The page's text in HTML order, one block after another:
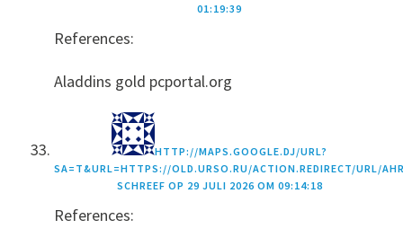
01:19:39
References:
Aladdins gold pcportal.org
HTTP://MAPS.GOOGLE.DJ/URL?
SA=T&URL=HTTPS://OLD.URSO.RU/ACTION.REDIRECT/URL/
SCHREEF OP 29 JULI 2026 OM 09:14:18
References: